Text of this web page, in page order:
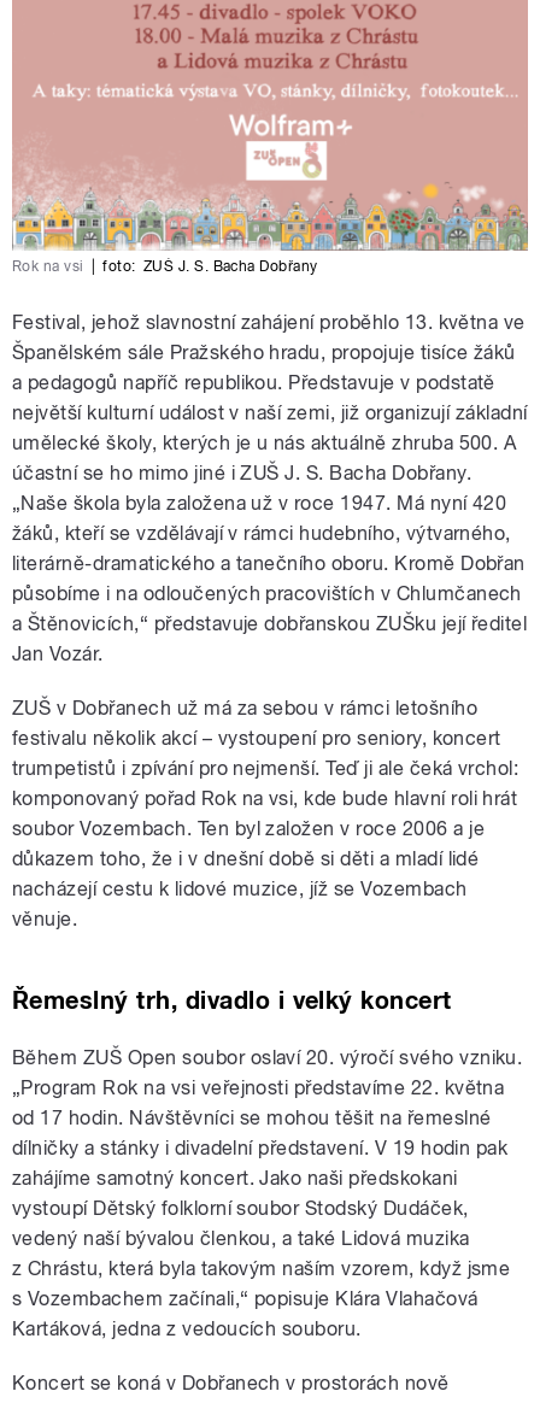
Rok na vsi foto: ZUŠ J. S. Bacha Dobřany
Festival, jehož slavnostní zahájení proběhlo 13. května ve
Španělském sále Pražského hradu, propojuje tisíce žáků
a pedagogů napříč republikou. Představuje v podstatě
největší kulturní událost v naší zemi, již organizují základní
umělecké školy, kterých je u nás aktuálně zhruba 500. A
účastní se ho mimo jiné i ZUŠ J. S. Bacha Dobřany.
„Naše škola byla založena už v roce 1947. Má nyní 420
žáků, kteří se vzdělávají v rámci hudebního, výtvarného,
literárně-dramatického a tanečního oboru. Kromě Dobřan
působíme i na odloučených pracovištích v Chlumčanech
a Štěnovicích,“ představuje dobřanskou ZUŠku její ředitel
Jan Vozár.
ZUŠ v Dobřanech už má za sebou v rámci letošního
festivalu několik akcí – vystoupení pro seniory, koncert
trumpetistů i zpívání pro nejmenší. Teď ji ale čeká vrchol:
komponovaný pořad Rok na vsi, kde bude hlavní roli hrát
soubor Vozembach. Ten byl založen v roce 2006 a je
důkazem toho, že i v dnešní době si děti a mladí lidé
nacházejí cestu k lidové muzice, jíž se Vozembach
věnuje.
Řemeslný trh, divadlo i velký koncert
Během ZUŠ Open soubor oslaví 20. výročí svého vzniku.
„Program Rok na vsi veřejnosti představíme 22. května
od 17 hodin. Návštěvníci se mohou těšit na řemeslné
dílničky a stánky i divadelní představení. V 19 hodin pak
zahájíme samotný koncert. Jako naši předskokani
vystoupí Dětský folklorní soubor Stodský Dudáček,
vedený naší bývalou členkou, a také Lidová muzika
z Chrástu, která byla takovým naším vzorem, když jsme
s Vozembachem začínali,“ popisuje Klára Vlahačová
Kartáková, jedna z vedoucích souboru.
Koncert se koná v Dobřanech v prostorách nově